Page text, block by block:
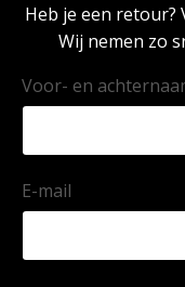
Heb je een
Wij nemen zo
Voor- en
E-mail